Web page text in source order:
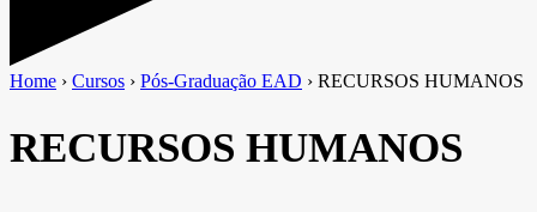
Home › Cursos › Pós-Graduação EAD › RECURSOS HUMANOS
RECURSOS HUMANOS